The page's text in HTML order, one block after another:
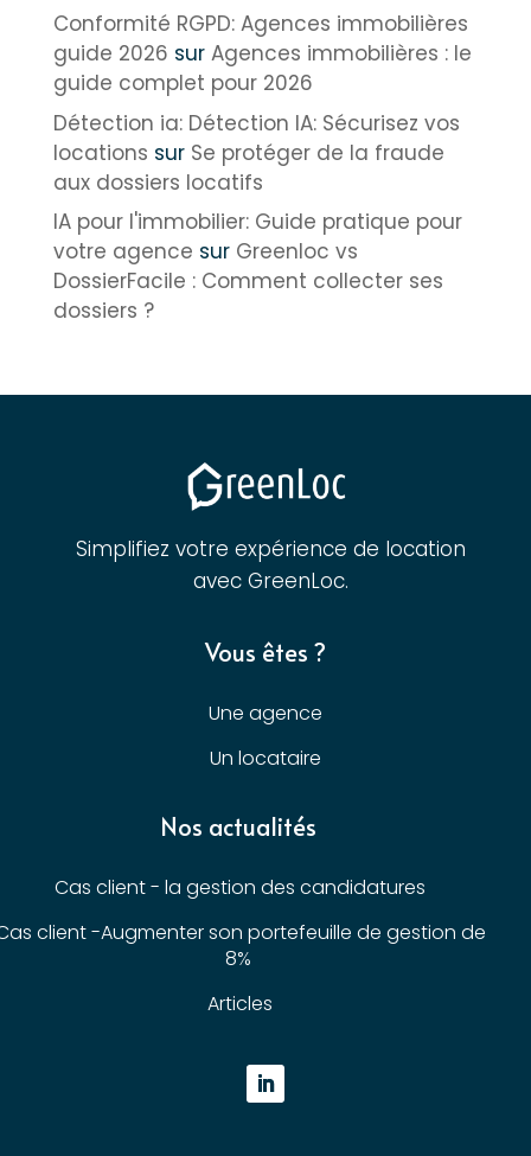
Conformité RGPD: Agences immobilières
guide 2026 sur Agences immobilières : le
guide complet pour 2026
Détection ia: Détection IA: Sécurisez vos
locations sur Se protéger de la fraude
aux dossiers locatifs
IA pour l'immobilier: Guide pratique pour
votre agence sur Greenloc vs
DossierFacile : Comment collecter ses
dossiers ?
Simplifiez votre expérience de location
avec GreenLoc.
Vous êtes ?
Une agence
Un locataire
Nos actualités
Cas client - la gestion des candidatures
client -Augmenter son portefeuille de gestion de
8%
Articles